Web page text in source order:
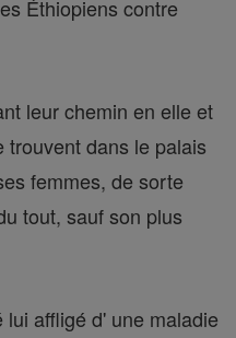
Éthiopiens contre
leur chemin en elle et
dans le palais
femmes, de sorte
tout, sauf son plus
affligé d' une maladie